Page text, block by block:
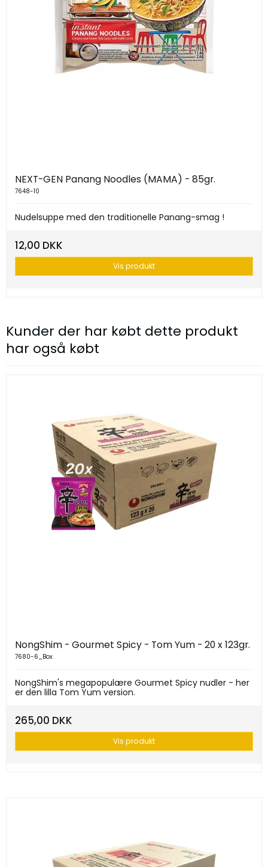
NEXT-GEN Panang Noodles (MAMA) - 85gr.
7648-10
Nudelsuppe med den traditionelle Panang-smag !
12,00 DKK
Vis produkt
Kunder der har købt dette produkt
har også købt
NongShim - Gourmet Spicy - Tom Yum - 20 x 123gr.
7680-6_Box
NongShim's megapopulære Gourmet Spicy nudler - her
er den lilla Tom Yum version.
265,00 DKK
Vis produkt